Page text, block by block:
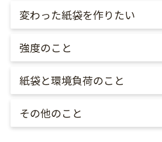
変わった紙袋を作りたい
強度のこと
紙袋と環境負荷のこと
その他のこと